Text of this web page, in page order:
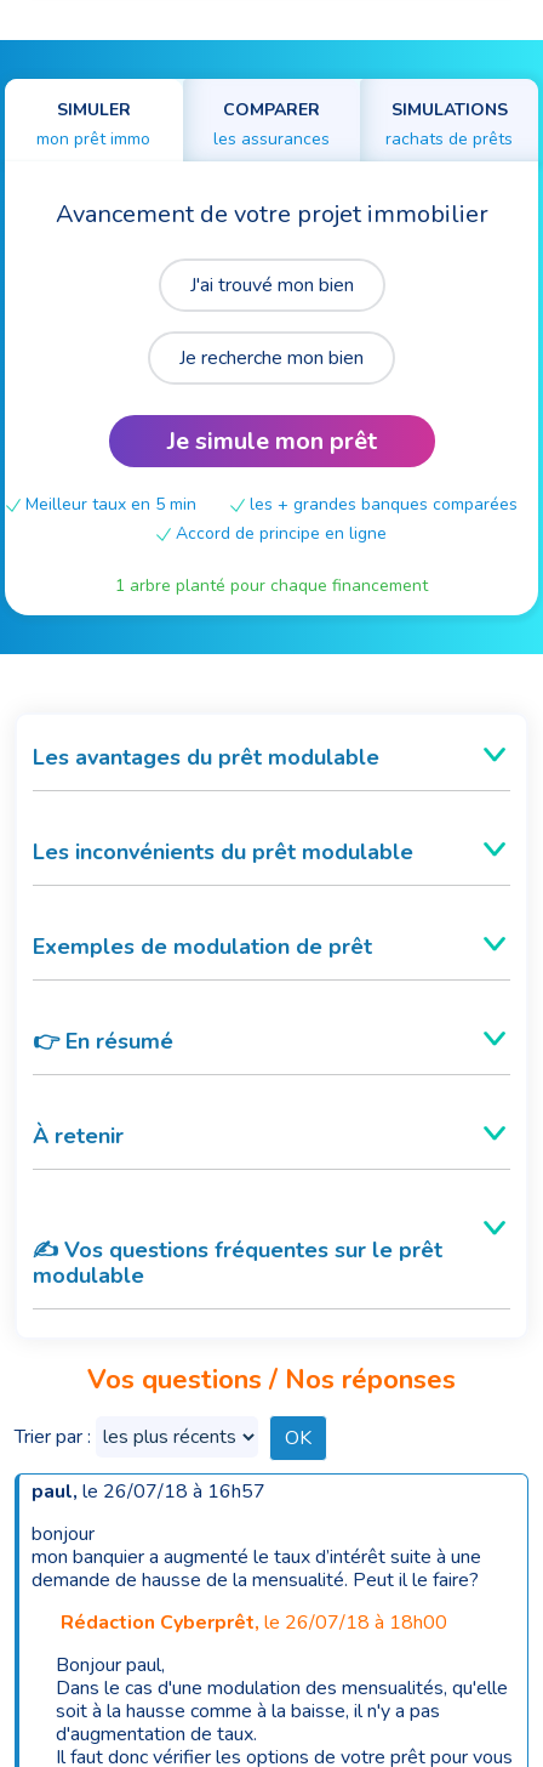
SIMULER
mon prêt immo
COMPARER
les assurances
SIMULATIONS
rachats de prêts
Avancement de votre projet immobilier
J'ai trouvé mon bien
Je recherche mon bien
Je simule mon prêt
Meilleur taux en 5 min
les + grandes banques comparées
Accord de principe en ligne
1 arbre planté pour chaque financement
Les avantages du prêt modulable
Les inconvénients du prêt modulable
Exemples de modulation de prêt
👉 En résumé
À retenir
✍️ Vos questions fréquentes sur le prêt
modulable
Vos questions / Nos réponses
Trier par :
paul, le 26/07/18 à 16h57
bonjour
mon banquier a augmenté le taux d’intérêt suite à une
demande de hausse de la mensualité. Peut il le faire?
Rédaction Cyberprêt, le 26/07/18 à 18h00
Bonjour paul,
Dans le cas d'une modulation des mensualités, qu'elle
soit à la hausse comme à la baisse, il n'y a pas
d'augmentation de taux.
Il faut donc vérifier les options de votre prêt pour vous